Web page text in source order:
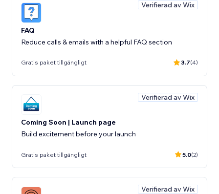
Verifierad av Wix
FAQ
Reduce calls & emails with a helpful FAQ section
Gratis paket tillgängligt 3.7(4)
Verifierad av Wix
Coming Soon | Launch page
Build excitement before your launch
Gratis paket tillgängligt 5.0(2)
Verifierad av Wix